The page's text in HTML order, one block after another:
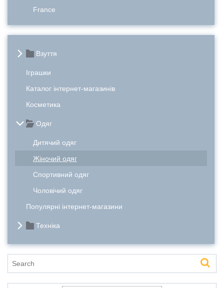
France
Взуття
Іграшки
Каталог інтернет-магазинів
Косметика
Одяг
Дитячий одяг
Жіночий одяг
Спортивний одяг
Чоловічий одяг
Популярні інтернет-магазини
Техніка